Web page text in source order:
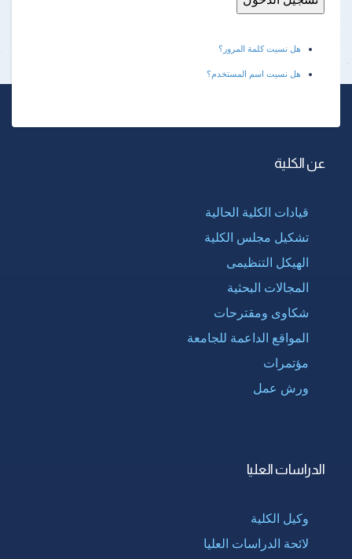
هل نسيت كلمة المرور؟
هل نسيت اسم المستخدم؟
عن الكلية
قيادات الكلية الحالية
تشكيل مجلس الكلية
الهيكل التنظيمى
المجالات البحثية
شكاوى ومقترحات
المواقع الداعمة للجامعة
مؤتمرات
ورش عمل
الدراسات العليا
وكيل الكلية
لائحة الدراسات العليا